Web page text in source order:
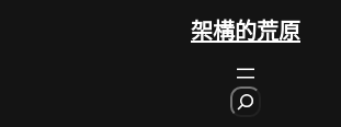
架構的荒原